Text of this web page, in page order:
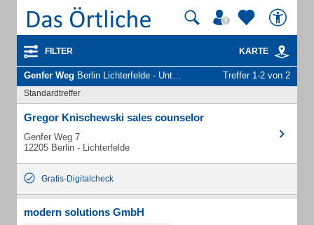
FILTER KARTE
Genfer Weg Berlin Lichterfelde - Unternehmen und Personen Treffer 1-2 von 2
Standardtreffer
Gregor Knischewski sales counselor
Genfer Weg 7
12205 Berlin - Lichterfelde
Gratis-Digitalcheck
modern solutions GmbH